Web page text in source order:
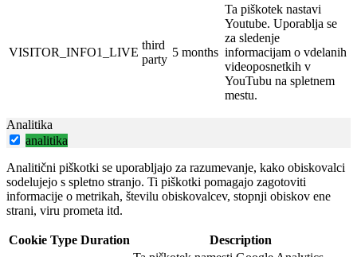
VISITOR_INFO1_LIVE
third
party
5 months
Ta piškotek nastavi
Youtube. Uporablja se
za sledenje
informacijam o vdelanih
videoposnetkih v
YouTubu na spletnem
mestu.
Analitika
analitika
Analitični piškotki se uporabljajo za razumevanje, kako obiskovalci
sodelujejo s spletno stranjo. Ti piškotki pomagajo zagotoviti
informacije o metrikah, številu obiskovalcev, stopnji obiskov ene
strani, viru prometa itd.
Cookie Type Duration
Description